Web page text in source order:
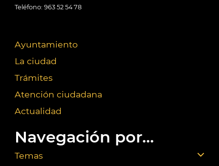
Teléfono: 963 52 54 78
Ayuntamiento
La ciudad
Trámites
Atención ciudadana
Actualidad
Navegación por...
Temas